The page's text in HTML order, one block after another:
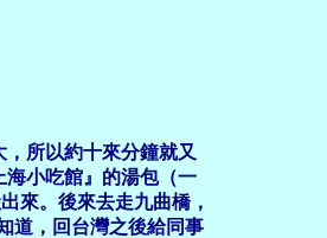
所以約十來分鐘就又
小吃館』的湯包（一
來。後來去走九曲橋，
道，回台灣之後給同事